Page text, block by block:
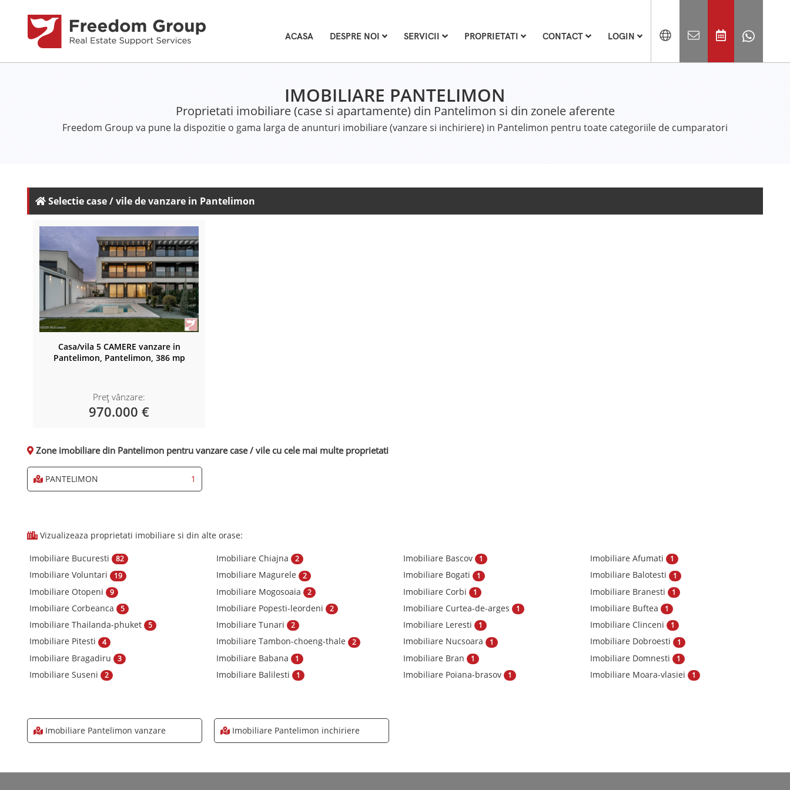
ACASA DESPRE NOI SERVICII PROPRIETATI CONTACT LOGIN
IMOBILIARE PANTELIMON
Proprietati imobiliare (case si apartamente) din Pantelimon si din zonele aferente
Freedom Group va pune la dispozitie o gama larga de anunturi imobiliare (vanzare si inchiriere) in Pantelimon pentru toate categoriile de cumparatori
Selectie case / vile de vanzare in Pantelimon
Casa/vila 5 CAMERE vanzare in
Pantelimon, Pantelimon, 386 mp
Preț vânzare:
970.000 €
Zone imobiliare din Pantelimon pentru vanzare case / vile cu cele mai multe proprietati
PANTELIMON 1
Vizualizeaza proprietati imobiliare si din alte orase:
Imobiliare Bucuresti 82
Imobiliare Voluntari 19
Imobiliare Otopeni 9
Imobiliare Corbeanca 5
Imobiliare Thailanda-phuket 5
Imobiliare Pitesti 4
Imobiliare Bragadiru 3
Imobiliare Suseni 2
Imobiliare Chiajna 2
Imobiliare Magurele 2
Imobiliare Mogosoaia 2
Imobiliare Popesti-leordeni 2
Imobiliare Tunari 2
Imobiliare Tambon-choeng-thale 2
Imobiliare Babana 1
Imobiliare Balilesti 1
Imobiliare Bascov 1
Imobiliare Bogati 1
Imobiliare Corbi 1
Imobiliare Curtea-de-arges 1
Imobiliare Leresti 1
Imobiliare Nucsoara 1
Imobiliare Bran 1
Imobiliare Poiana-brasov 1
Imobiliare Afumati 1
Imobiliare Balotesti 1
Imobiliare Branesti 1
Imobiliare Buftea 1
Imobiliare Clinceni 1
Imobiliare Dobroesti 1
Imobiliare Domnesti 1
Imobiliare Moara-vlasiei 1
Imobiliare Pantelimon vanzare Imobiliare Pantelimon inchiriere